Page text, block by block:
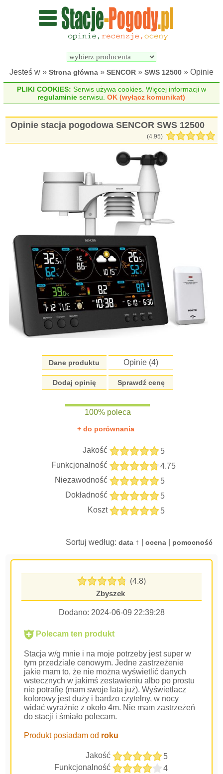
Wyszukiwarka
pogodowych
Jesteś w » Strona główna » SENCOR » SWS 12500 » Opinie
PLIKI COOKIES: Serwis używa cookies. Więcej informacji w
regulaminie serwisu.OK (wyłącz komunikat)
Opinie stacja pogodowa SENCOR SWS 12500
(4.95)
Dane produktu Opinie (4)
Dodaj opinię Sprawdź cenę
100% poleca
+ do porównania
Jakość
5
Funkcjonalność
4.75
Niezawodność
5
Dokładność
5
Koszt
5
Sortuj według: data↑ | ocena| pomocność
(4.8)
Zbyszek
Dodano: 2024-06-09 22:39:28
Polecam ten produkt
Stacja w/g mnie i na moje potrzeby jest super w
tym przedziale cenowym. Jedne zastrzeżenie
jakie mam to, że nie można wyświetlić danych
wstecznych w jakimś zestawieniu albo po prostu
nie potrafię (mam swoje lata już). Wyświetlacz
kolorowy jest duży i bardzo czytelny, w nocy
widać wyraźnie z około 4m. Nie mam zastrzeżeń
do stacji i śmiało polecam.
Produkt posiadam od roku
Jakość
5
Funkcjonalność
4